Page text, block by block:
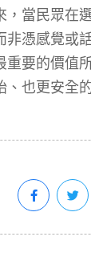
，當民眾在
非憑感覺或
重要的價
、也更安全